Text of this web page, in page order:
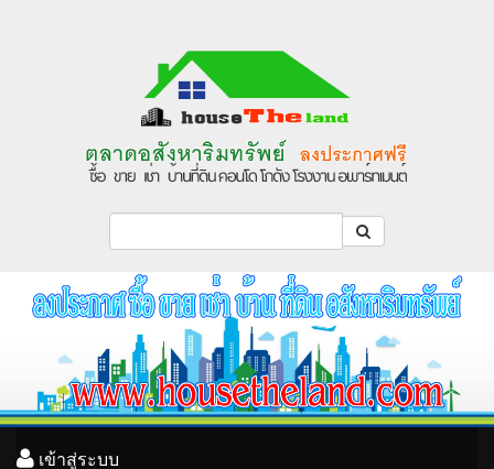
เข้าสู่ระบบ